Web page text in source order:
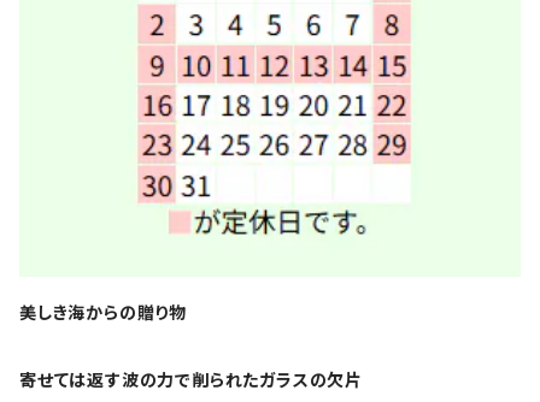
美しき海からの贈り物
寄せては返す波の力で削られたガラスの欠片